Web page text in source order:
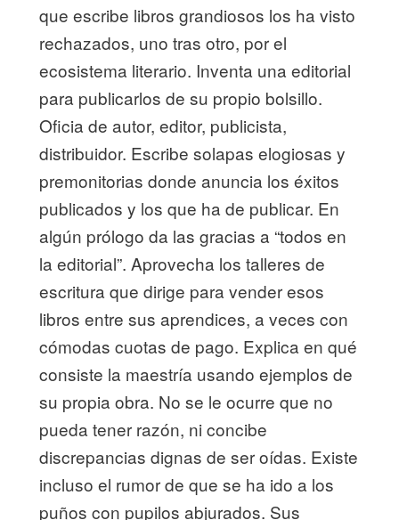
que escribe libros grandiosos los ha visto
rechazados, uno tras otro, por el
ecosistema literario. Inventa una editorial
para publicarlos de su propio bolsillo.
Oficia de autor, editor, publicista,
distribuidor. Escribe solapas elogiosas y
premonitorias donde anuncia los éxitos
publicados y los que ha de publicar. En
algún prólogo da las gracias a “todos en
la editorial”. Aprovecha los talleres de
escritura que dirige para vender esos
libros entre sus aprendices, a veces con
cómodas cuotas de pago. Explica en qué
consiste la maestría usando ejemplos de
su propia obra. No se le ocurre que no
pueda tener razón, ni concibe
discrepancias dignas de ser oídas. Existe
incluso el rumor de que se ha ido a los
puños con pupilos abjurados. Sus